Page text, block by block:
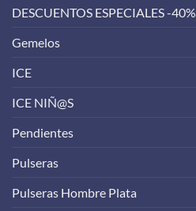
DESCUENTOS ESPECIALES -40%
Gemelos
ICE
ICE NIÑ@S
Pendientes
Pulseras
Pulseras Hombre Plata